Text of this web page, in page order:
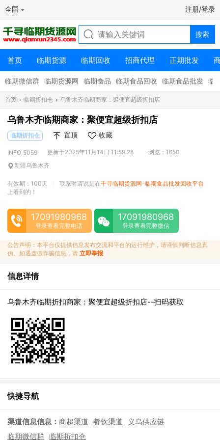
全国 注册/登录
首页 临期货源 临期回收 招商代理 正期批发
临期微信群 临期货源网 临期食品 临期食品回收 临期食品批发 临
首页 > 临期折扣仓 > 乌鲁木齐临期商家：聚便宜超级折扣店
乌鲁木齐临期商家：聚便宜超级折扣店
临期折扣仓 置顶 收藏
INFO_5059 更新于2025年11月14日 11:59:28
浏览：1650
新疆乌鲁木齐
有效期：100天 联系时请说是在千寻临期货源网-临期食品批发回收平台
上看到的！
17091980968
登录查看完整电话
17091980968
登录查看完整微信
公告声明：本平台仅提供信息发布交流和平台的运行维护，请谨慎判断信息真
伪。如遇虚假诈骗信息，请 立即举报
信息详情
乌鲁木齐临期折扣商家：聚便宜超级折扣店--扫码获取
快捷导航
渠道信息信息： 商超渠道 餐饮渠道
义乌供应链
临期微信群 临期折扣仓